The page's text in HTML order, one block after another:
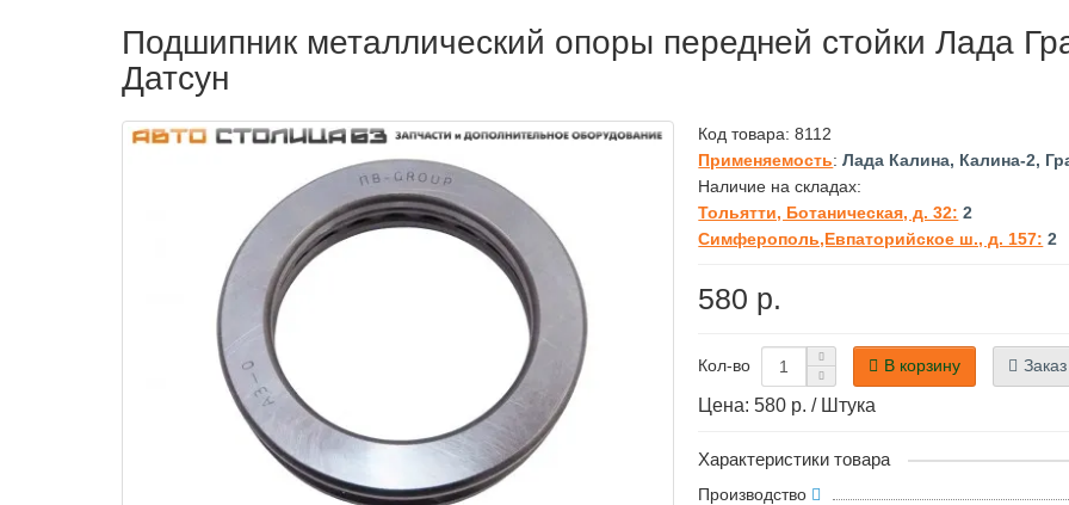
Подшипник металлический опоры передней стойки Лада
Датсун
Код товара:8112
Применяемость:Лада Калина, Калина-2,
Наличие на складах:
Тольятти, Ботаническая, д. 32: 2
Симферополь,Евпаторийское ш., д. 157: 2
580 р.
Кол-во В корзину
Цена: 580 р. / Штука
Характеристики товара
Производство